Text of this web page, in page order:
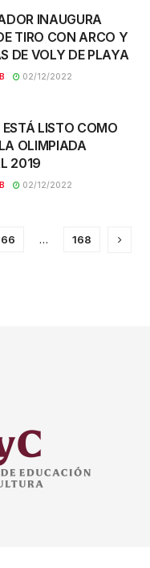
INAUGURA
TIRO CON ARCO Y
DE VOLY DE PLAYA
02/12/2022
LISTO COMO
OLIMPIADA
2019
02/12/2022
… 168